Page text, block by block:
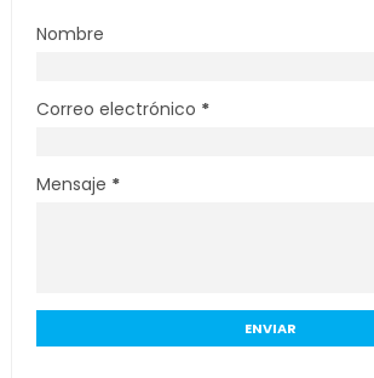
Nombre
Correo electrónico *
Mensaje *